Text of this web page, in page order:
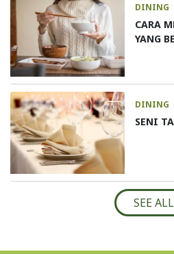
DINING
CARA
YANG
DINING
SENI
SEE ALL